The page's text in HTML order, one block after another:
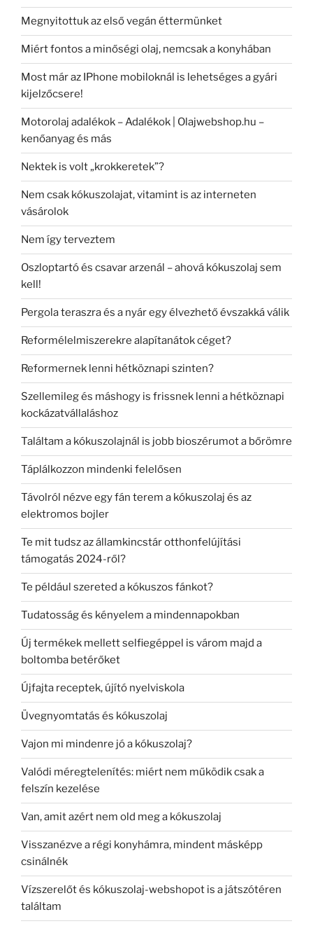
Megnyitottuk az első vegán éttermünket
Miért fontos a minőségi olaj, nemcsak a konyhában
Most már az IPhone mobiloknál is lehetséges a gyári
kijelzőcsere!
Motorolaj adalékok – Adalékok | Olajwebshop.hu –
kenőanyag és más
Nektek is volt „krokkeretek”?
Nem csak kókuszolajat, vitamint is az interneten
vásárolok
Nem így terveztem
Oszloptartó és csavar arzenál – ahová kókuszolaj sem
kell!
Pergola teraszra és a nyár egy élvezhető évszakká válik
Reformélelmiszerekre alapítanátok céget?
Reformernek lenni hétköznapi szinten?
Szellemileg és máshogy is frissnek lenni a hétköznapi
kockázatvállaláshoz
Találtam a kókuszolajnál is jobb bioszérumot a bőrömre
Táplálkozzon mindenki felelősen
Távolról nézve egy fán terem a kókuszolaj és az
elektromos bojler
Te mit tudsz az államkincstár otthonfelújítási
támogatás 2024-ről?
Te például szereted a kókuszos fánkot?
Tudatosság és kényelem a mindennapokban
Új termékek mellett selfiegéppel is várom majd a
boltomba betérőket
Újfajta receptek, újító nyelviskola
Üvegnyomtatás és kókuszolaj
Vajon mi mindenre jó a kókuszolaj?
Valódi méregtelenítés: miért nem működik csak a
felszín kezelése
Van, amit azért nem old meg a kókuszolaj
Visszanézve a régi konyhámra, mindent másképp
csinálnék
Vízszerelőt és kókuszolaj-webshopot is a játszótéren
találtam